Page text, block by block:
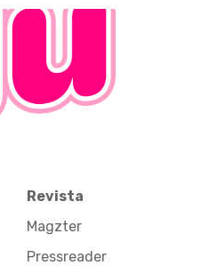
Revista
Magzter
Pressreader